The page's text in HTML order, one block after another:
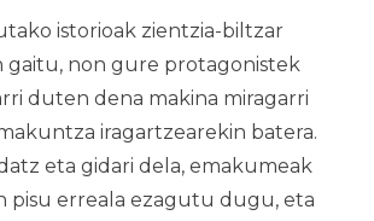
istorioak zientzia-biltzar
gaitu, non gure protagonistek
duten dena makina miragarri
iragartzearekin batera.
eta gidari dela, emakumeak
pisu erreala ezagutu dugu, eta